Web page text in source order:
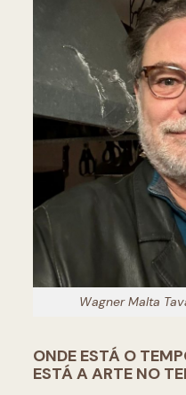
Wagner Malta
ONDE ESTÁ O
ESTÁ A ARTE NO